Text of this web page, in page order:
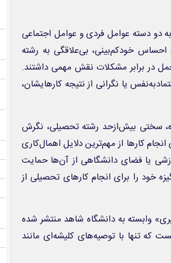
دو دسته عوامل فردی و عوامل اجتماعی
خودکم‌بینی، بی‌علاقگی به رشته
در برابر مشکلات نقش مهمی داشتند.
یا نگرانی از نتیجه کارهایشان،
سختی بیش‌ازحد رشته تحصیلی، نگرش
کارها از مهم‌ترین دلایل اهمال‌کاری
یا فضای دانشگاهی از آن‌ها حمایت
خود را برای انجام کارهای تحصیلی از
وابسته به دانشگاه شاهد منتشر شده
تنها با توصیه‌های کلیشه‌ای مانند